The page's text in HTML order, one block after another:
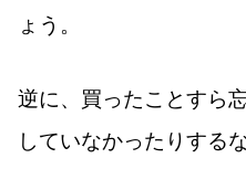
ょう。
逆に、買ったことすら
していなかったりする